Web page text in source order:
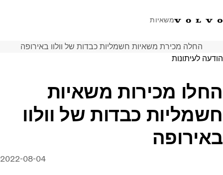
משאיות
ווטסאפ התחבר לאזור אישיישראל
פתרונות הובלה
משאיות
שירות
מרכזי שירות
חדשות
אודות
החלה מכירת משאיות חשמליות כבדות של וולוו באירופה
הודעה לעיתונות
החלו מכירות משאיות
חשמליות כבדות של וולוו
באירופה
2022-08-04